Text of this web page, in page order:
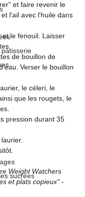
sucrées
et faire revenir le
l'ail avec l'huile dans
le fenouil. Laisser
de bouillon de
Verser le bouillon
le céleri, le
que les rougets, le
pression durant 35
Weight Watchers
et plats copieux" -